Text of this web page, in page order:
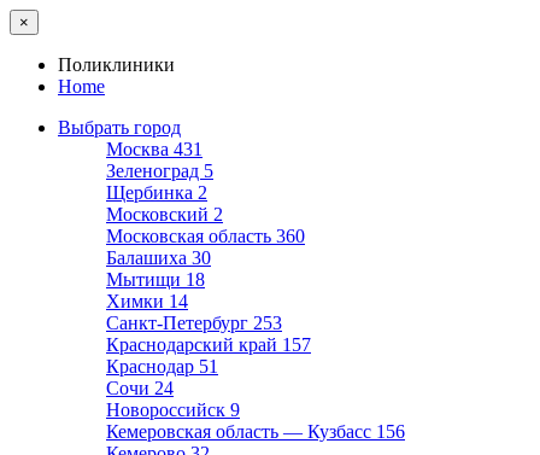
×
Поликлиники
Home
Выбрать город
Москва 431
Зеленоград 5
Щербинка 2
Московский 2
Московская область 360
Балашиха 30
Мытищи 18
Химки 14
Санкт-Петербург 253
Краснодарский край 157
Краснодар 51
Сочи 24
Новороссийск 9
Кемеровская область — Кузбасс 156